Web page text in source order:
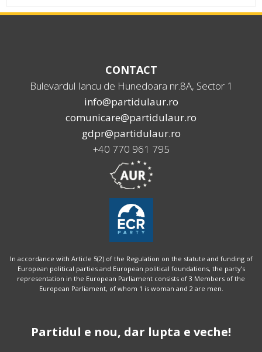
CONTACT
Bulevardul Iancu de Hunedoara nr.8A, Sector 1
info@partidulaur.ro
comunicare@partidulaur.ro
gdpr@partidulaur.ro
+40 770 961 795
In accordance with Article 5(2) of the Regulation on the statute and funding of
European political parties and European political foundations, the party’s
representation in the European Parliament consists of 3 Members of the
European Parliament, of whom 1 is woman and 2 are men.
Partidul e nou, dar lupta e veche!